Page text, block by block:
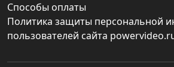
Способы оплаты
Политика защиты персональной
пользователей сайта